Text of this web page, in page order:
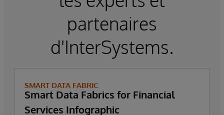
partenaires
d'InterSystems.
SMART DATA FABRIC
Smart Data Fabrics for Financial
Services Infographic